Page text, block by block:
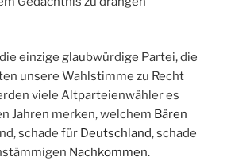
einzige glaubwürdige Partei, die
unsere Wahlstimme zu Recht
viele Altparteienwähler es
Jahren merken, welchem Bären
schade für Deutschland, schade
Nachkommen.